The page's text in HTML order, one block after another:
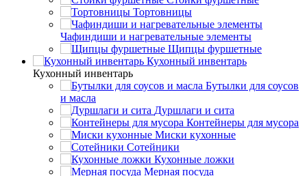
Тортовницы
Чафиндиши и нагревательные элементы
Щипцы фуршетные
Кухонный инвентарь
Кухонный инвентарь
Бутылки для соусов
и масла
Дуршлаги и сита
Контейнеры для мусора
Миски кухонные
Сотейники
Кухонные ложки
Мерная посуда